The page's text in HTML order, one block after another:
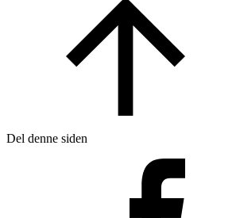
Del denne siden